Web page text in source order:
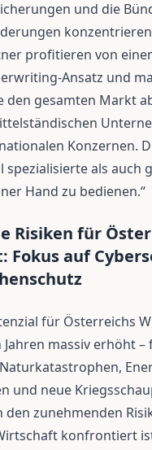
und die
profitieren von
Ansatz und
den gesamten Markt
Konzernen.
spezialisierte als auch
Hand zu bedienen.“
Risiken für
Fokus auf
für Österreichs
massiv erhöht –
und neue
den zunehmenden
konfrontiert